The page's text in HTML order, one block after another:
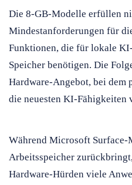
Die 8-GB-Modelle erfüllen
Mindestanforderungen für
Funktionen, die für lokale
Speicher benötigen. Die
Hardware-Angebot, bei dem
die neuesten KI-Fähigkeiten
Während Microsoft
Arbeitsspeicher
Hardware-Hürden viele